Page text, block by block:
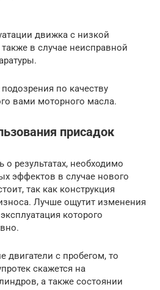
движка с низкой
в случае неисправной
по качеству
вами моторного масла.
присадок
о результатах, необходимо
эффектов в случае нового
так как конструкция
Лучше ощутит изменения
которого
двигатели с пробегом, то
скажется на
а также состоянии